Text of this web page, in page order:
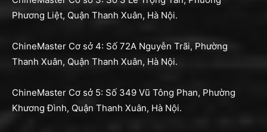
Phương Liệt, Quận Thanh Xuân, Hà Nội.
ChineMaster Cơ sở 4: Số 72A Nguyễn Trãi, Phường
Thanh Xuân, Quận Thanh Xuân, Hà Nội.
ChineMaster Cơ sở 5: Số 349 Vũ Tông Phan, Phường
Khương Đình, Quận Thanh Xuân, Hà Nội.